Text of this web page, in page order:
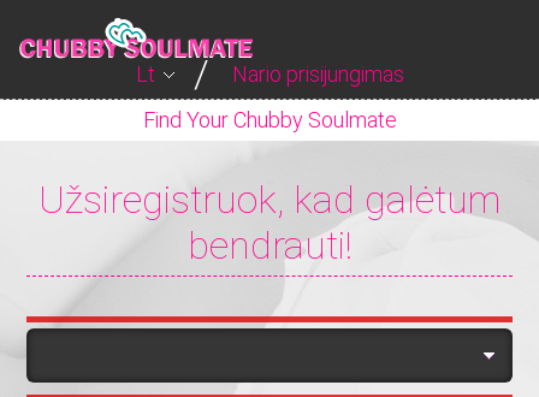
Lt
Nario prisijungimas
Find Your Chubby Soulmate
Užsiregistruok, kad galėtum
bendrauti!